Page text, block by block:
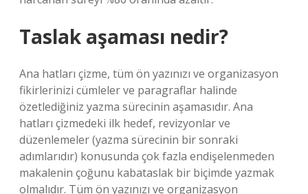
Taslak aşaması nedir?
Ana hatları çizme, tüm ön yazınızı ve organizasyon
fikirlerinizi cümleler ve paragraflar halinde
özetlediğiniz yazma sürecinin aşamasıdır. Ana
hatları çizmedeki ilk hedef, revizyonlar ve
düzenlemeler (yazma sürecinin bir sonraki
adımlarıdır) konusunda çok fazla endişelenmeden
makalenin çoğunu kabataslak bir biçimde yazmak
olmalıdır. Tüm ön yazınızı ve organizasyon